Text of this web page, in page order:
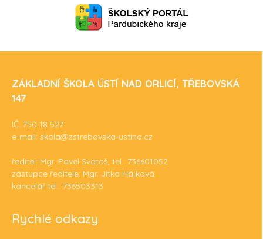
ZÁKLADNÍ ŠKOLA ÚSTÍ NAD ORLICÍ, TŘEBOVSKÁ
147
IČ: 750 18 527
e-mail: skola@zstrebovska-ustino.cz
ředitel: Mgr. Pavel Svatoš, tel.: 736601052
zástupce ředitele: Mgr. Jitka Hájková
kancelář tel.: 736503313
Rychlé odkazy